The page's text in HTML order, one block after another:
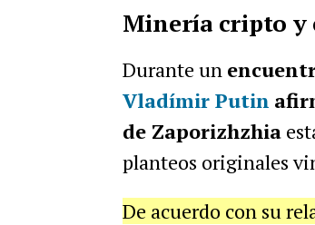
Minería cripto y
Durante un
Vladímir Putin
de Zaporizhzhia
planteos originales
De acuerdo con su